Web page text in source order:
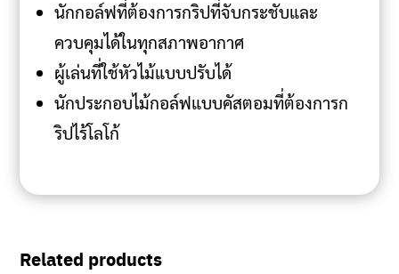
นักกอล์ฟที่ต้องการกริปที่จับกระชับและ
ควบคุมได้ในทุกสภาพอากาศ
ผู้เล่นที่ใช้หัวไม้แบบปรับได้
นักประกอบไม้กอล์ฟแบบคัสตอมที่ต้องการก
ริปไร้โลโก้
Related products